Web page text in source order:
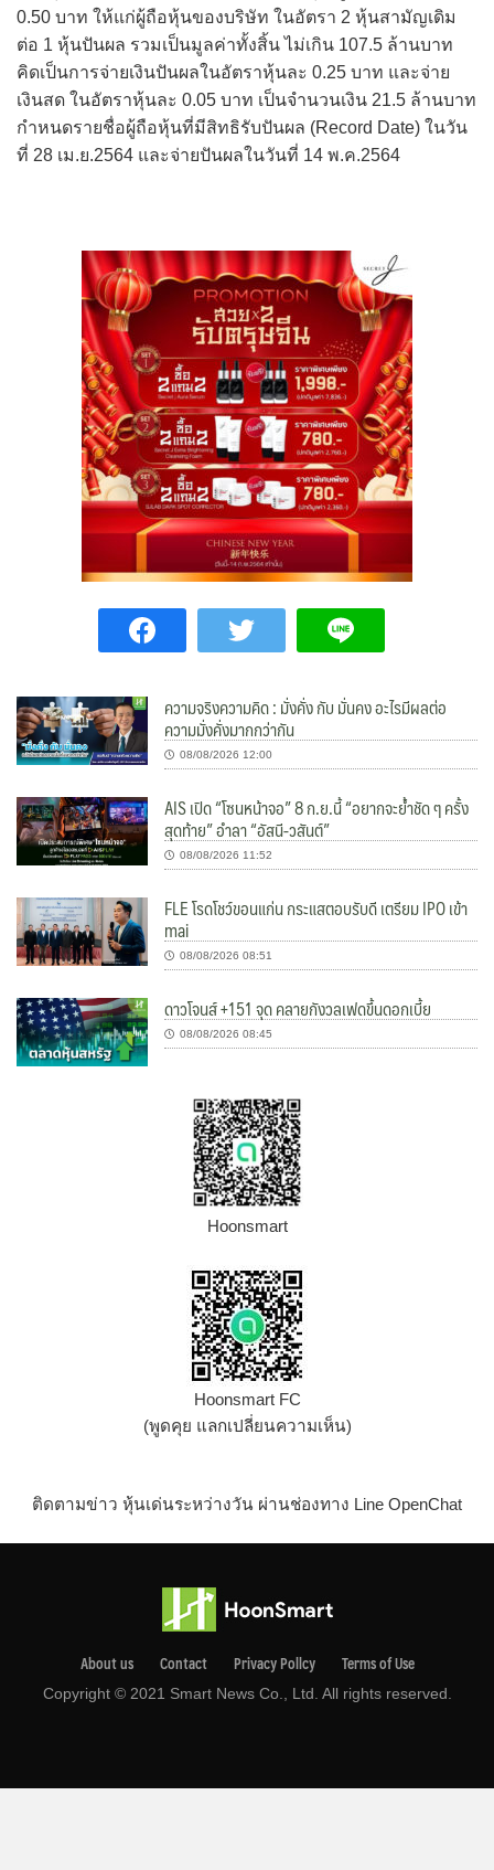
0.50 บาท ให้แก่ผู้ถือหุ้นของบริษัท ในอัตรา 2 หุ้นสามัญเดิม
ต่อ 1 หุ้นปันผล รวมเป็นมูลค่าทั้งสิ้น ไม่เกิน 107.5 ล้านบาท
คิดเป็นการจ่ายเงินปันผลในอัตราหุ้นละ 0.25 บาท และจ่าย
เงินสด ในอัตราหุ้นละ 0.05 บาท เป็นจำนวนเงิน 21.5 ล้านบาท
กำหนดรายชื่อผู้ถือหุ้นที่มีสิทธิรับปันผล (Record Date) ในวัน
ที่ 28 เม.ย.2564 และจ่ายปันผลในวันที่ 14 พ.ค.2564
ความจริงความคิด : มั่งคั่ง กับ มั่นคง อะไรมีผลต่อ
ความมั่งคั่งมากกว่ากัน
08/08/2026 12:00
AIS เปิด “โซนหน้าจอ” 8 ก.ย.นี้ “อยากจะย้ำชัด ๆ ครั้ง
สุดท้าย” อำลา “อัสนี-วสันต์”
08/08/2026 11:52
FLE โรดโชว์ขอนแก่น กระแสตอบรับดี เตรียม IPO เข้า
mai
08/08/2026 08:51
ดาวโจนส์ +151 จุด คลายกังวลเฟดขึ้นดอกเบี้ย
08/08/2026 08:45
Hoonsmart
Hoonsmart FC
(พูดคุย แลกเปลี่ยนความเห็น)
ติดตามข่าว หุ้นเด่นระหว่างวัน ผ่านช่องทาง Line OpenChat
About us Contact Privacy Pollcy Terms of Use
Copyright © 2021 Smart News Co., Ltd. All rights reserved.